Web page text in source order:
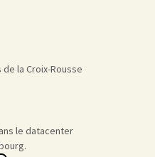
la Croix-Rousse
le datacenter